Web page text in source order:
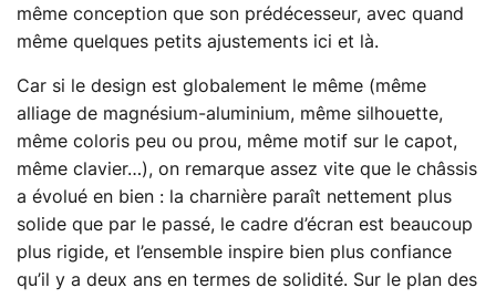
même conception que son prédécesseur, avec quand
même quelques petits ajustements ici et là.
Car si le design est globalement le même (même
alliage de magnésium-aluminium, même silhouette,
même coloris peu ou prou, même motif sur le capot,
même clavier…), on remarque assez vite que le châssis
a évolué en bien : la charnière paraît nettement plus
solide que par le passé, le cadre d’écran est beaucoup
plus rigide, et l’ensemble inspire bien plus confiance
qu’il y a deux ans en termes de solidité. Sur le plan des